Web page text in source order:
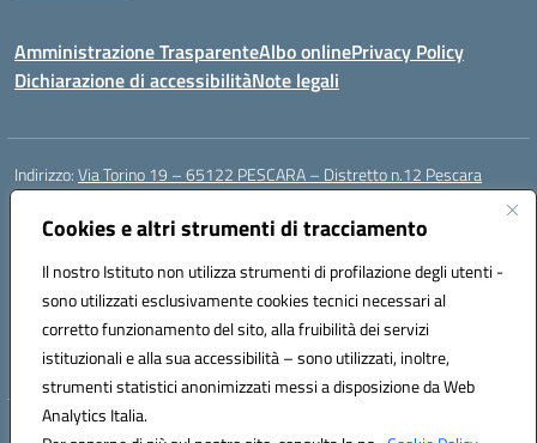
Cookies e altri strumenti di tracciamento
Il nostro Istituto non utilizza strumenti di profilazione degli utenti -
sono utilizzati esclusivamente cookies tecnici necessari al
corretto funzionamento del sito, alla fruibilità dei servizi
istituzionali e alla sua accessibilità – sono utilizzati, inoltre,
strumenti statistici anonimizzati messi a disposizione da Web
Analytics Italia.
Amministrazione TrasparenteAlbo onlinePrivacy Policy
Dichiarazione di accessibilitàNote legali
Indirizzo:Via Torino 19 – 65122 PESCARA – Distretto n.12 Pescara
Centralino:
Posta elettronica certificata (PEC):peic835007@pec.istruzione.it
Codice fiscale: 91117430685
Codice meccanografico:PEIC835007
Codice Indice delle Pubbliche Amministrazioni (IPA): istsc_peic835007
Codice unico di fatturazione (CUF): UFOT6R
Hosting & Powered by 3D Solution S.r.l.